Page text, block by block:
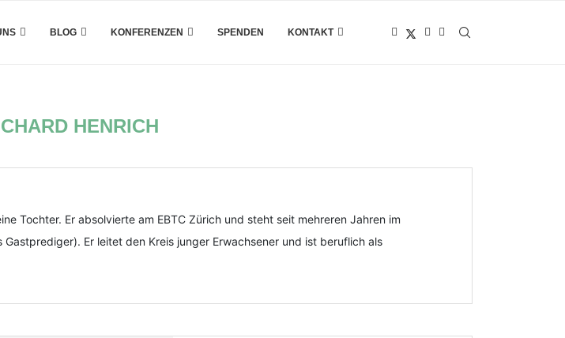
BLOG KONFERENZEN SPENDEN KONTAKT
HENRICH
Tochter. Er absolvierte am EBTC Zürich und steht seit mehreren Jahren im
Er leitet den Kreis junger Erwachsener und ist beruflich als